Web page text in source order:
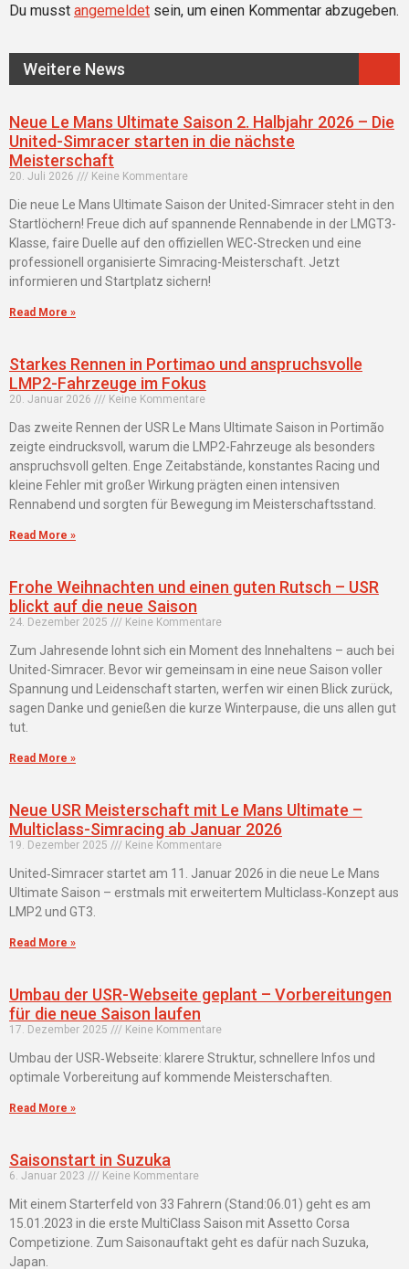
Du musst angemeldet sein, um einen Kommentar abzugeben.
Weitere News
Neue Le Mans Ultimate Saison 2. Halbjahr 2026 – Die
United-Simracer starten in die nächste
Meisterschaft
20. Juli 2026 Keine Kommentare
Die neue Le Mans Ultimate Saison der United-Simracer steht in den
Startlöchern! Freue dich auf spannende Rennabende in der LMGT3-
Klasse, faire Duelle auf den offiziellen WEC-Strecken und eine
professionell organisierte Simracing-Meisterschaft. Jetzt
informieren und Startplatz sichern!
Read More »
Starkes Rennen in Portimao und anspruchsvolle
LMP2-Fahrzeuge im Fokus
20. Januar 2026 Keine Kommentare
Das zweite Rennen der USR Le Mans Ultimate Saison in Portimão
zeigte eindrucksvoll, warum die LMP2-Fahrzeuge als besonders
anspruchsvoll gelten. Enge Zeitabstände, konstantes Racing und
kleine Fehler mit großer Wirkung prägten einen intensiven
Rennabend und sorgten für Bewegung im Meisterschaftsstand.
Read More »
Frohe Weihnachten und einen guten Rutsch – USR
blickt auf die neue Saison
24. Dezember 2025 Keine Kommentare
Zum Jahresende lohnt sich ein Moment des Innehaltens – auch bei
United-Simracer. Bevor wir gemeinsam in eine neue Saison voller
Spannung und Leidenschaft starten, werfen wir einen Blick zurück,
sagen Danke und genießen die kurze Winterpause, die uns allen gut
tut.
Read More »
Neue USR Meisterschaft mit Le Mans Ultimate –
Multiclass-Simracing ab Januar 2026
19. Dezember 2025 Keine Kommentare
United‑Simracer startet am 11. Januar 2026 in die neue Le Mans
Ultimate Saison – erstmals mit erweitertem Multiclass‑Konzept aus
LMP2 und GT3.
Read More »
Umbau der USR-Webseite geplant – Vorbereitungen
für die neue Saison laufen
17. Dezember 2025 Keine Kommentare
Umbau der USR‑Webseite: klarere Struktur, schnellere Infos und
optimale Vorbereitung auf kommende Meisterschaften.
Read More »
Saisonstart in Suzuka
6. Januar 2023 Keine Kommentare
Mit einem Starterfeld von 33 Fahrern (Stand:06.01) geht es am
15.01.2023 in die erste MultiClass Saison mit Assetto Corsa
Competizione. Zum Saisonauftakt geht es dafür nach Suzuka,
Japan.